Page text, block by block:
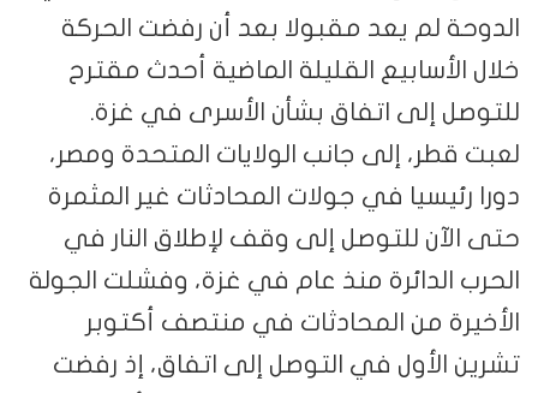
الدوحة لم يعد مقبولا بعد أن رفضت الحركة
خلال الأسابيع القليلة الماضية أحدث مقترح
للتوصل إلى اتفاق بشأن الأسرى في غزة.
لعبت قطر، إلى جانب الولايات المتحدة ومصر،
دورا رئيسيا في جولات المحادثات غير المثمرة
حتى الآن للتوصل إلى وقف لإطلاق النار في
الحرب الدائرة منذ عام في غزة، وفشلت الجولة
الأخيرة من المحادثات في منتصف أكتوبر
تشرين الأول في التوصل إلى اتفاق، إذ رفضت